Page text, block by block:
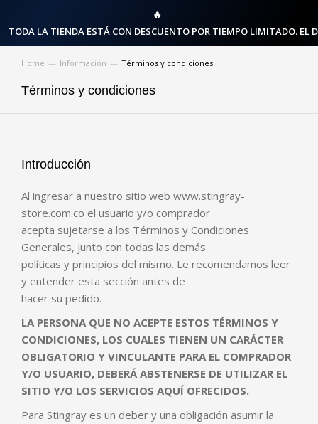
🔥
TODA LA TIENDA ESTÁ CON DESCUENTO POR TIEMPO LIMITADO. EL
You are here:
Home Información Términos y condiciones
Términos y condiciones
Introducción
Al ingresar a nuestro sitio web www.stingray-
store.com.co el usuario y/o comprador
acepta sujetarse a los Términos y Condiciones
Generales, junto con todas las demás
políticas y principios del mismo. Le recomendamos leer
y entender esta sección antes de
hacer su pedido.
LA PERSONA QUE NO ACEPTE ESTOS TÉRMINOS Y
CONDICIONES, LOS CUALES TIENEN UN CARÁCTER
OBLIGATORIO Y VINCULANTE PARA EL COMPRADOR
Y/O USUARIO, DEBERÁ ABSTENERSE DE UTILIZAR EL
SITIO Y/O LOS SERVICIOS AQUÍ OFRECIDOS.
Para Stingray es un deber y una obligación asumir la